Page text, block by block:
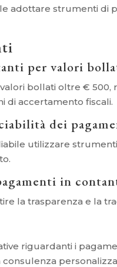
adottare strumenti di
per valori
bollati oltre € 500,
di accertamento fiscali.
dei
utilizzare
in
la trasparenza e la
riguardanti i